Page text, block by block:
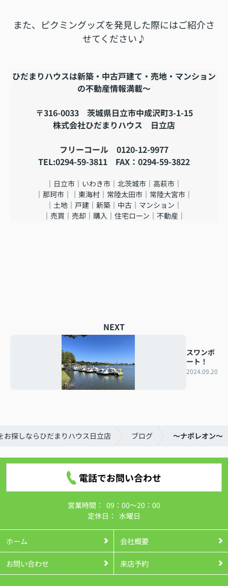
また、ピクミングッズを発見した際にはご紹介さ
せてください♪
ひだまりハウスは新築・中古戸建て・売地・マンション
の不動産情報満載～
〒316-0033 茨城県日立市中成沢町3-1-15
株式会社ひだまりハウス 日立店
フリーコール 0120-12-9977
TEL:0294-59-3811 FAX：0294-59-3822
｜日立市｜いわき市｜北茨城市｜高萩市｜
｜那珂市｜｜東海村｜常陸太田市｜常陸大宮市｜
｜土地｜戸建｜新築｜中古｜マンション｜
｜売買｜売却｜購入｜住宅ローン｜不動産｜
NEXT
スワンボ
ート！
2024.09.20
お探しならひだまりハウス日立店 ブログ ～ナポレオン～
電話でお問い合わせ
営業時間： 09：00～20：00
定休日： 水曜日
ホーム 会社概要
お問い合わせ 来店予約